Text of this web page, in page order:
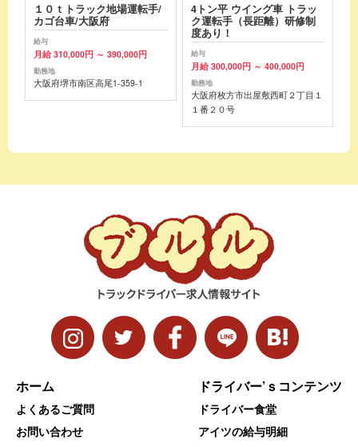
１０ｔトラック地場運転手/
カゴ台車/大阪府
給与
月給 310,000円 ～ 390,000円
勤務地
大阪府堺市南区高尾1-359-1
4トン平 ウイング車 トラッ
ク運転手（長距離）研修制
度あり！
給与
月給 300,000円 ～ 400,000円
勤務地
大阪府枚方市出屋敷西町２丁目１
１番２０号
ホーム
よくあるご質問
お問い合わせ
ドライバー’ｓコンテンツ
ドライバー食堂
アイツの給与明細